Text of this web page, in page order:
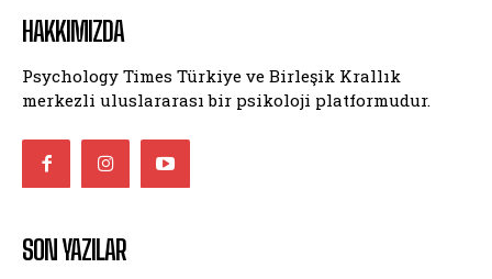
HAKKIMIZDA
Psychology Times Türkiye ve Birleşik Krallık
merkezli uluslararası bir psikoloji platformudur.
SON YAZILAR